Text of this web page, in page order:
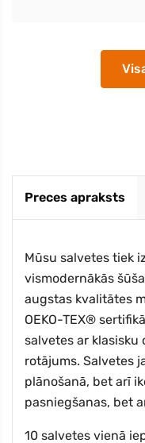
Preces apraksts
Mūsu salvetes tiek
vismodernākās
augstas kvalitātes
OEKO-TEX®
salvetes ar klasisku
rotājums. Salvetes
plānošanā, bet arī
pasniegšanas, bet
10 salvetes vienā